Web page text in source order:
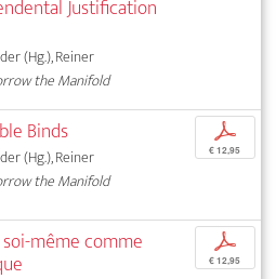
Justification
(Hg.), Reiner
the Manifold
Binds
(Hg.), Reiner
the Manifold
p
€ 12,95
même comme p
€ 12,95